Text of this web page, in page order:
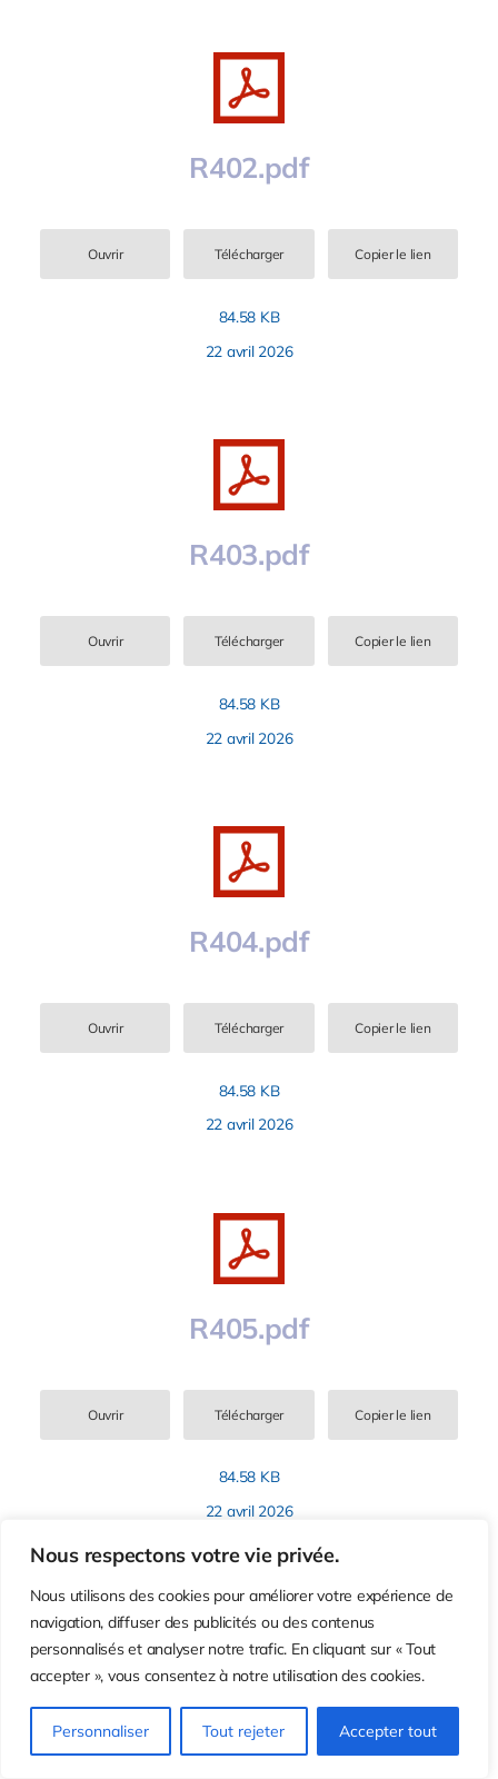
Nous respectons votre vie privée.
Nous utilisons des cookies pour améliorer votre expérience de
navigation, diffuser des publicités ou des contenus
personnalisés et analyser notre trafic. En cliquant sur « Tout
accepter », vous consentez à notre utilisation des cookies.
Personnaliser Tout rejeter Accepter tout
R402.pdf
Ouvrir Télécharger Copier le lien
84.58 KB
22 avril 2026
R403.pdf
Ouvrir Télécharger Copier le lien
84.58 KB
22 avril 2026
R404.pdf
Ouvrir Télécharger Copier le lien
84.58 KB
22 avril 2026
R405.pdf
Ouvrir Télécharger Copier le lien
84.58 KB
22 avril 2026
R406.pdf